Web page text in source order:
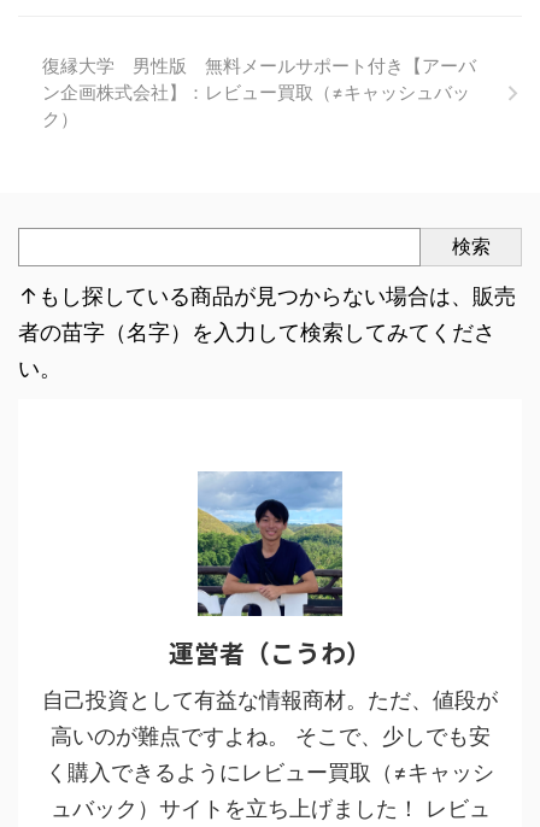
復縁大学 男性版 無料メールサポート付き【アーバ
ン企画株式会社】：レビュー買取（≠キャッシュバッ
ク）
検索
↑もし探している商品が見つからない場合は、販売
者の苗字（名字）を入力して検索してみてくださ
い。
運営者（こうわ）
自己投資として有益な情報商材。ただ、値段が
高いのが難点ですよね。 そこで、少しでも安
く購入できるようにレビュー買取（≠キャッシ
ュバック）サイトを立ち上げました！ レビュ